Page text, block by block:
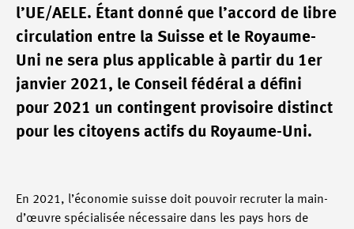
l’UE/AELE. Étant donné que l’accord de libre
circulation entre la Suisse et le Royaume-
Uni ne sera plus applicable à partir du 1er
janvier 2021, le Conseil fédéral a défini
pour 2021 un contingent provisoire distinct
pour les citoyens actifs du Royaume-Uni.
En 2021, l’économie suisse doit pouvoir recruter la main-
d’œuvre spécialisée nécessaire dans les pays hors de